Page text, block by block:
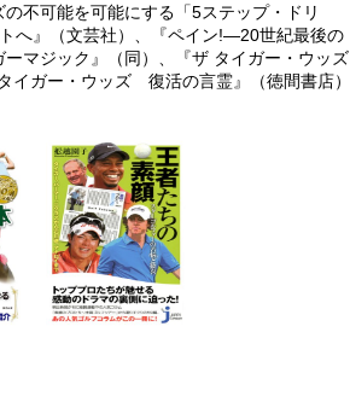
不可能を可能にする「5ステップ・ドリ
へ』（文芸社）、『ペイン!―20世紀最後の
マジック』（同）、『ザ タイガー・ウッズ
イガー・ウッズ 復活の言霊』（徳間書店）